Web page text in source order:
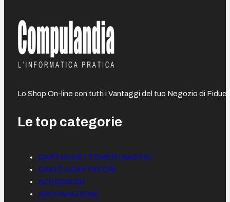
Lo Shop On-line con tutti i Vantaggi del tuo Negozio di
Le top categorie
CARTUCCE / TONER / NASTRI
CAVI E ADATTATORI
ACCESSORI
ARCHIVIAZIONE